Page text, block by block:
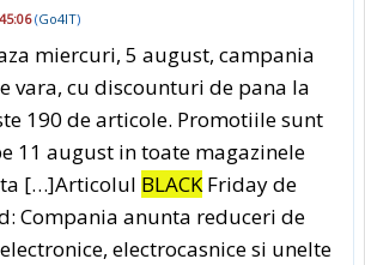
(Go4IT)
miercuri, 5 august, campania
vara, cu discounturi de pana la
190 de articole. Promotiile sunt
11 august in toate magazinele
[…]Articolul BLACKFriday de
Compania anunta reduceri de
electrocasnice si unelte